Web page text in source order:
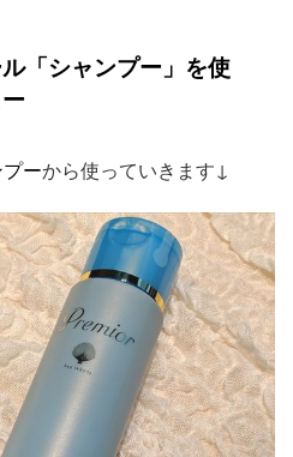
「シャンプー」を使
ーから使っていきます↓